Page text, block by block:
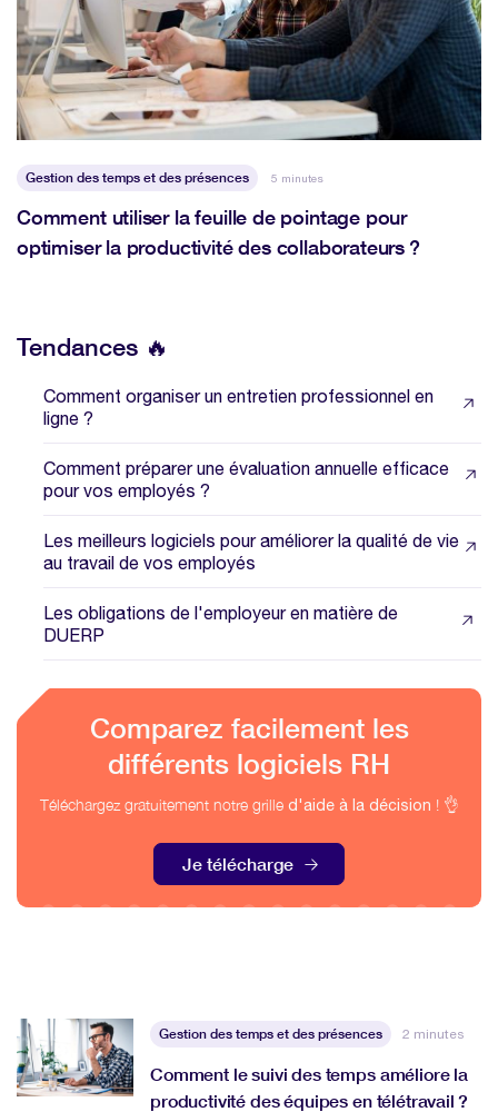
Gestion des temps et des présences 5 minutes
Comment utiliser la feuille de pointage pour
optimiser la productivité des collaborateurs ?
Gestion des temps et des présences 2 minutes
Comment le suivi des temps améliore la
productivité des équipes en télétravail ?
Comparez facilement les
différents logiciels RH
Téléchargez gratuitement notre grille d'aide à la décision ! 👌
Je télécharge
Tendances 🔥
Comment organiser un entretien professionnel en
ligne ?
Comment préparer une évaluation annuelle efficace
pour vos employés ?
Les meilleurs logiciels pour améliorer la qualité de vie
au travail de vos employés
Les obligations de l'employeur en matière de
DUERP